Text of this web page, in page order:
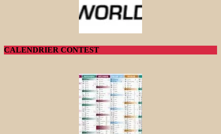
CALENDRIER CONTEST